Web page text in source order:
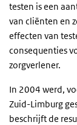
testen is een
van cliënten en
effecten van
consequenties
zorgverlener.
In 2004 werd,
Zuid-Limburg
beschrijft de